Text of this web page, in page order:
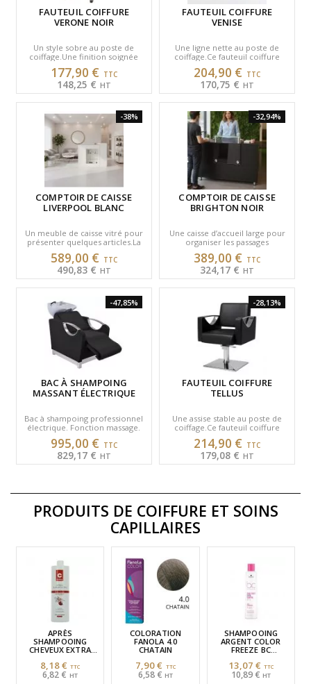
FAUTEUIL COIFFURE
VERONE NOIR
Un style sobre au poste de
coiffage.Une finition soignée
pour l’espace coiffure.◆ Pied
étoile chromé ◆…
177,90 €
148,25 €
FAUTEUIL COIFFURE
VENISE
Une ligne nette au poste de
coiffage.Ce fauteuil coiffure
apporte un rendu sobre et
facile à intégrer dans un…
204,90 €
170,75 €
-38%
COMPTOIR DE CAISSE
LIVERPOOL BLANC
Un meuble de caisse vitré pour
présenter quelques articles.La
façade avec étagères vitrées
associe encaissement,…
589,00 €
490,83 €
-32,94%
COMPTOIR DE CAISSE
BRIGHTON NOIR
Une caisse d’accueil large pour
organiser les passages
clients.Un format large avec
rangements pour organiser…
389,00 €
324,17 €
-47,85%
BAC À SHAMPOING
MASSANT ÉLECTRIQUE
Bac à shampoing professionnel
électrique. Fonction massage.
Port USB pour le client.
Repose jambes réglable.…
995,00 €
829,17 €
-28,13%
FAUTEUIL COIFFURE
TELLUS
Une assise stable au poste de
coiffage.Ce fauteuil coiffure
apportant un rendu
professionnel avec base
carrée,…
214,90 €
179,08 €
PRODUITS DE COIFFURE ET SOINS
CAPILLAIRES
APRÈS
SHAMPOOING
CHEVEUX EXTRA
ML
8,18 €
6,82 €
COLORATION
FANOLA 4.0
CHATAIN
7,90 €
6,58 €
SHAMPOOING
ARGENT COLOR
FREEZE BC
13,07 €
10,89 €